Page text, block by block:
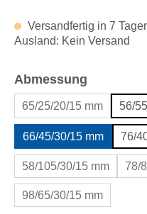
Versandfertig in 7
Ausland: Kein Versand
Abmessung
65/25/20/15 mm 56/
66/45/30/15 mm 76/
58/105/30/15 mm 78/
98/65/30/15 mm